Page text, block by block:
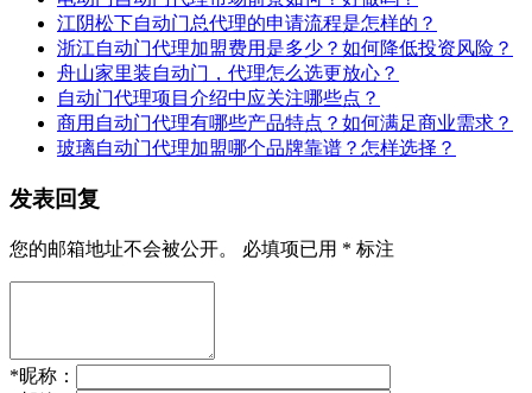
江阴松下自动门总代理的申请流程是怎样的？
浙江自动门代理加盟费用是多少？如何降低投资风险？
舟山家里装自动门，代理怎么选更放心？
自动门代理项目介绍中应关注哪些点？
商用自动门代理有哪些产品特点？如何满足商业需求？
玻璃自动门代理加盟哪个品牌靠谱？怎样选择？
发表回复
您的邮箱地址不会被公开。 必填项已用 * 标注
*昵称：